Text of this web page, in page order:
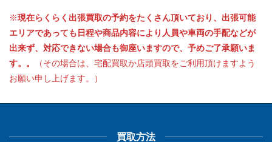
※現在らくらく出張買取の予約をたくさん頂いており、出張可能
エリアであっても日程や商品内容により人員や車両の手配などが
出来ず、対応できない場合も御座いますので、予めご了承願いま
す。。
（その場合は、宅配買取か店頭買取をご利用頂けますよう
お願い申し上げます。）
買取方法